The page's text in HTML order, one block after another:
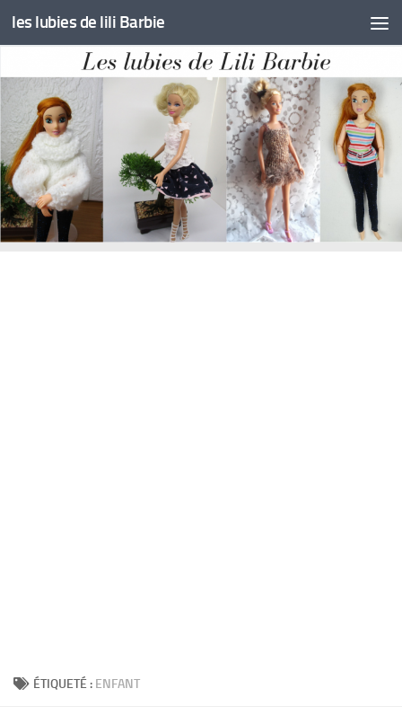
Skip to content
les lubies de lili Barbie
ÉTIQUETÉ : ENFANT